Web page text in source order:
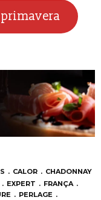
CALOR
CHADONNAY
EXPERT
FRANÇA
PERLAGE